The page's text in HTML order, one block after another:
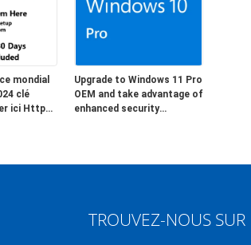
mondial
clé
ici Https
Upgrade to Windows 11 Pro
OEM and take advantage of
enhanced security
TROUVEZ-NOUS SUR